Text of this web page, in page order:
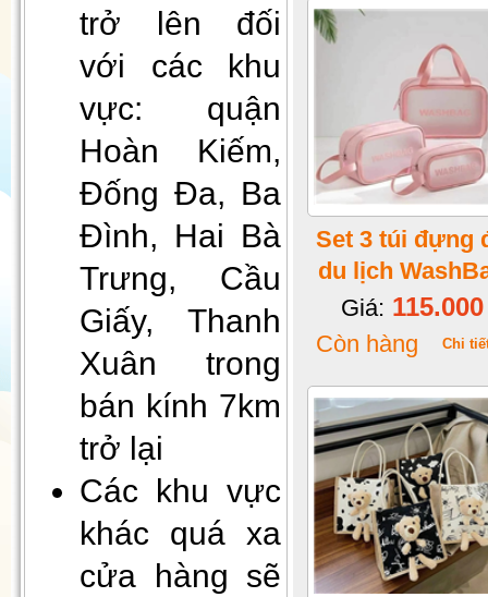
Gối Vietnam Airlines màu xanh
(30cmx35cm)
Đèn decor, đèn ngủ để bàn
trở lên đối
với các khu
vực: quận
Hoàn Kiếm,
Đống Đa, Ba
Đình, Hai Bà
Trưng, Cầu
Giấy, Thanh
Xuân trong
bán kính 7km
trở lại
Các khu vực
khác quá xa
cửa hàng sẽ
Set 3 túi đựng
du lịch
Giá: 115.000
Còn hàng Chi